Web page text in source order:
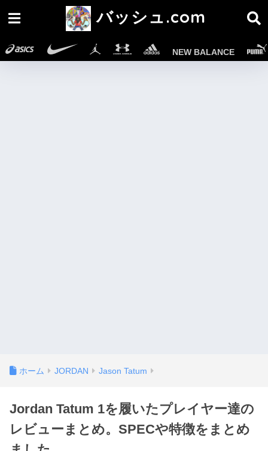
バッシュ.com
NEW BALANCE
ホーム JORDAN Jason Tatum
Jordan Tatum 1を履いたプレイヤー達の
レビューまとめ。SPECや特徴をまとめ